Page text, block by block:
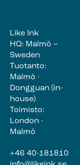
Like Ink
HQ: Malmö –
Sweden
Tuotanto:
Malmö ·
Dongguan (in-
house)
Toimisto:
London ·
Malmö
+46 40-181810